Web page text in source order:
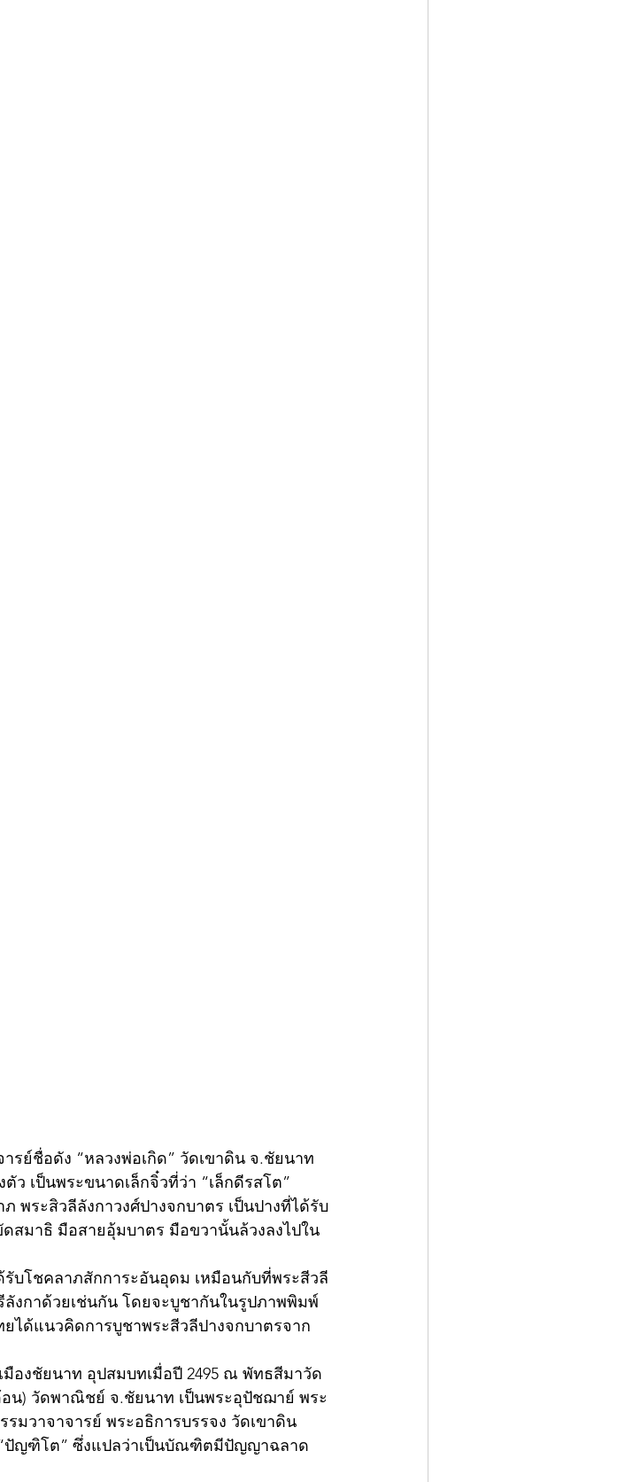
รย์ชื่อดัง “หลวงพ่อเกิด” วัดเขาดิน จ.ชัยนาท
ว เป็นพระขนาดเล็กจิ๋วที่ว่า “เล็กดีรสโต”
ระสิวลีลังกาวงศ์ปางจกบาตร เป็นปางที่ได้รับ
มาธิ มือสายอุ้มบาตร มือขวานั้นล้วงลงไปใน
งกาด้วยเช่นกัน โดยจะบูชากันในรูปภาพพิมพ์
ได้แนวคิดการบูชาพระสีวลีปางจกบาตรจาก
องชัยนาท อุปสมบทเมื่อปี 2495 ณ พัทธสีมาวัด
น) วัดพาณิชย์ จ.ชัยนาท เป็นพระอุปัชฌาย์ พระ
มวาจาจารย์ พระอธิการบรรจง วัดเขาดิน
ปัญฑิโต” ซึ่งแปลว่าเป็นบัณฑิตมีปัญญาฉลาด